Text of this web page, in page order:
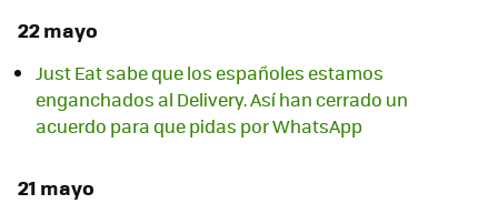
22 mayo
Just Eat sabe que los españoles estamos
enganchados al Delivery. Así han cerrado un
acuerdo para que pidas por WhatsApp
21 mayo